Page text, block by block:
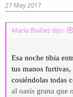
27 May 2017
María Ibañez dijo:
Esa noche tibia
tus manos
cosiéndolas todas
al oasis grana que